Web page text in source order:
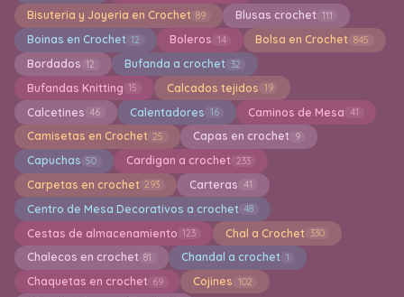
Bisuteria y Joyeria en Crochet 89 Blusas crochet 111
Boinas en Crochet 12 Boleros 14 Bolsa en Crochet 845
Bordados 12 Bufanda a crochet 32
Bufandas Knitting 15 Calcados tejidos 19
Calcetines 46 Calentadores 16 Caminos de Mesa 41
Camisetas en Crochet 25 Capas en crochet 9
Capuchas 50 Cardigan a crochet 233
Carpetas en crochet 293 Carteras 41
Centro de Mesa Decorativos a crochet 48
Cestas de almacenamiento 123 Chal a Crochet 330
Chalecos en crochet 81 Chandal a crochet 1
Chaquetas en crochet 69 Cojines 102